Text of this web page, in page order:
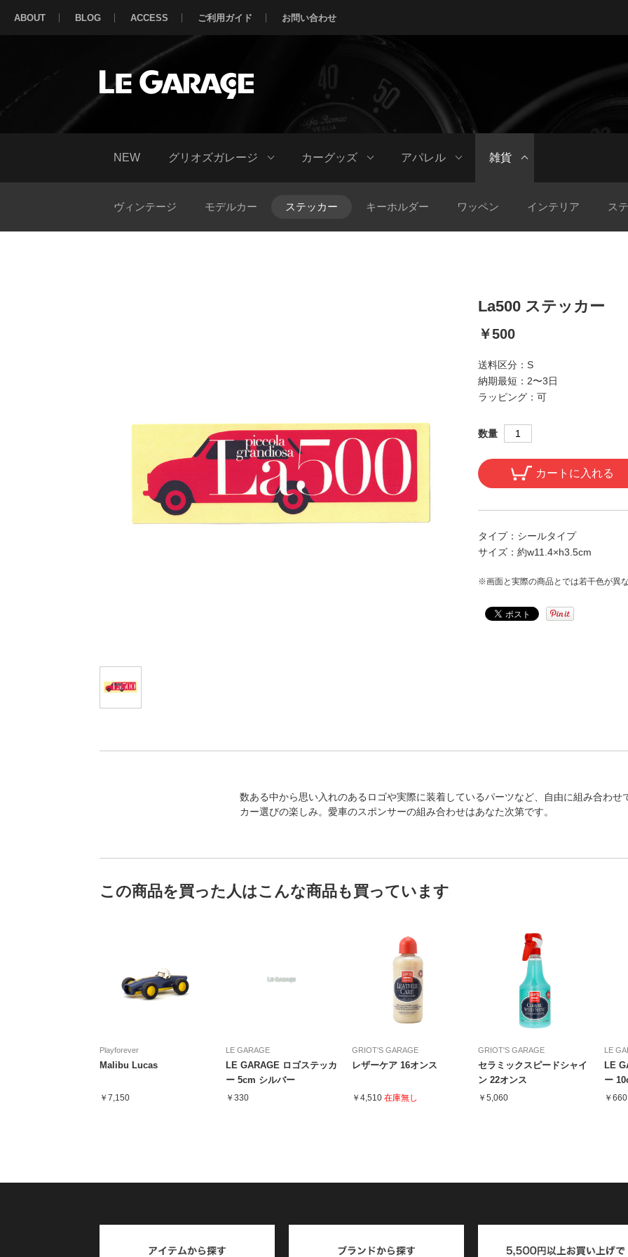
ABOUT BLOG ACCESS ご利用ガイド お問い合わせ
NEW グリオズガレージ カーグッズ アパレル 雑貨
ヴィンテージ モデルカー ステッカー キーホルダー ワッペン インテリア ス
La500 ステッカー
￥500
送料区分： S
納期最短： 2〜3日
ラッピング： 可
数量
カートに入れる
タイプ： シールタイプ
サイズ： 約w11.4×h3.5cm
※画面と実際の商品とでは若干色が異
数ある中から思い入れのあるロゴや実際に装着しているパーツなど、自由に組み合わせ
カー選びの楽しみ。愛車のスポンサーの組み合わせはあなた次第です。
この商品を買った人はこんな商品も買っています
Playforever
Malibu Lucas
￥7,150
LE GARAGE
LE GARAGE ロゴステッカ
ー 5cm シルバー
￥330
GRIOT'S GARAGE
レザーケア 16オンス
￥4,510 在庫無し
GRIOT'S GARAGE
セラミックスピードシャイ
ン 22オンス
￥5,060
LE
LE
ー
￥660